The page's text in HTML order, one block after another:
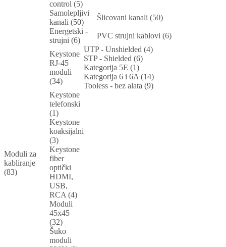
control (5)
Samolepljivi
kanali (50)
Šlicovani kanali (50)
Energetski -
strujni (6)
PVC strujni kablovi (6)
Moduli za
kabliranje
(83)
Keystone
RJ-45
moduli
(34)
UTP - Unshielded (4)
STP - Shielded (6)
Kategorija 5E (1)
Kategorija 6 i 6A (14)
Tooless - bez alata (9)
Keystone
telefonski
(1)
Keystone
koaksijalni
(3)
Keystone
fiber
optički
HDMI,
USB,
RCA (4)
Moduli
45x45
(32)
Šuko
moduli